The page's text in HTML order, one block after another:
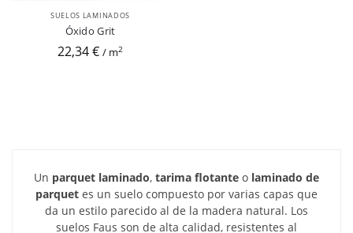
SUELOS LAMINADOS
Óxido Grit
22,34 € / m2
Un parquet laminado, tarima flotante o laminado de
parquet es un suelo compuesto por varias capas que
da un estilo parecido al de la madera natural. Los
suelos Faus son de alta calidad, resistentes al